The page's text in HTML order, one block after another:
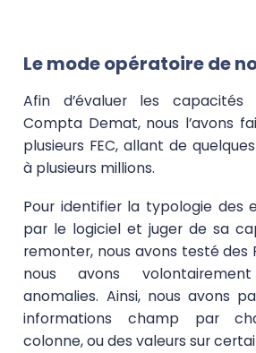
Le mode opératoire de
Afin d’évaluer les
Compta Demat, nous l’avons
plusieurs FEC, allant de
à plusieurs millions.
Pour identifier la typologie des
par le logiciel et juger de sa
remonter, nous avons testé des
nous avons
anomalies. Ainsi, nous avons
informations champ par
colonne, ou des valeurs sur